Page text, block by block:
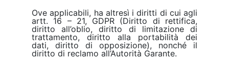
Ove applicabili, ha altresì i diritti di cui agli
artt. 16 – 21, GDPR (Diritto di rettifica,
diritto all’oblio, diritto di limitazione di
trattamento, diritto alla portabilità dei
dati, diritto di opposizione), nonché il
diritto di reclamo all’Autorità Garante.